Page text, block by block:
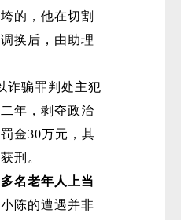
的，他在切割
换后，由助理
诈骗罪判处主犯
年，剥夺政治
金30万元，其
刑。
多名老年人上当
陈的遭遇并非